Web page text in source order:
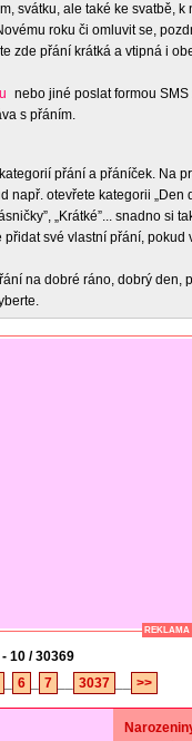
svátku, ale také ke svatbě, k
roku či omluvit se,
zde přání krátká a vtipná i
nebo jiné poslat formou
s přáním.
přání a přáníček. Na
otevřete kategorii „Den
„Krátké”... snadno si
své vlastní přání, pokud
na dobré ráno, dobrý den,
REKLAMA
10 / 30369
6 7 3037 >>